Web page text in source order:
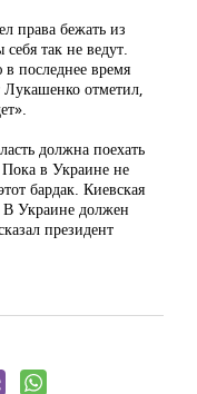
права бежать из
так не ведут.
последнее время
Лукашенко отметил,
должна поехать
в Украине не
бардак. Киевская
В Украине должен
президент